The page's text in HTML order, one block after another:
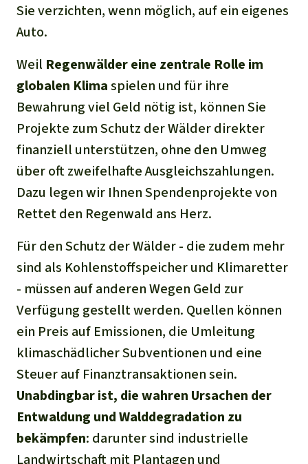
Sie verzichten, wenn möglich, auf ein eigenes
Auto.
Weil Regenwälder eine zentrale Rolle im
globalen Klimaspielen und für ihre
Bewahrung viel Geld nötig ist, können Sie
Projekte zum Schutz der Wälder direkter
finanziell unterstützen, ohne den Umweg
über oft zweifelhafte Ausgleichszahlungen.
Dazu legen wir Ihnen Spendenprojekte von
Rettet den Regenwald ans Herz.
Für den Schutz der Wälder - die zudem mehr
sind als Kohlenstoffspeicher und Klimaretter
- müssen auf anderen Wegen Geld zur
Verfügung gestellt werden. Quellen können
ein Preis auf Emissionen, die Umleitung
klimaschädlicher Subventionen und eine
Steuer auf Finanztransaktionen sein.
Unabdingbar ist, die wahren Ursachen der
Entwaldung und Walddegradation zu
bekämpfen: darunter sind industrielle
Landwirtschaft mit Plantagen und